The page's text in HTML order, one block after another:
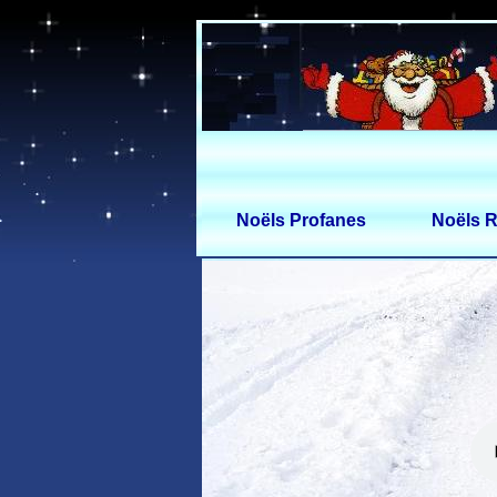
Noëls Profanes Noëls